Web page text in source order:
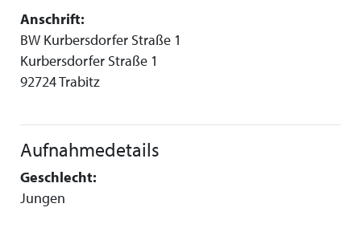
Anschrift:
BW Kurbersdorfer Straße 1
Kurbersdorfer Straße 1
92724 Trabitz
Aufnahmedetails
Geschlecht:
Jungen